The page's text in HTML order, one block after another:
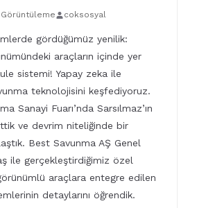
Görüntüleme coksosyal
gördüğümüz yenilik:
araçların içinde yer
sistemi! Yapay zeka ile
teknolojisini keşfediyoruz.
Sanayi Fuarı’nda Sarsılmaz’ın
ve devrim niteliğinde bir
Best Savunma AŞ Genel
ile gerçekleştirdiğimiz özel
araçlara entegre edilen
detaylarını öğrendik.